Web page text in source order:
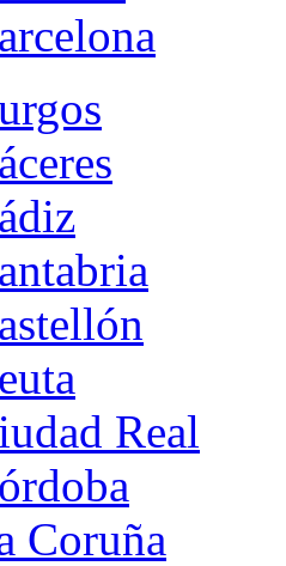
Real
Coruña